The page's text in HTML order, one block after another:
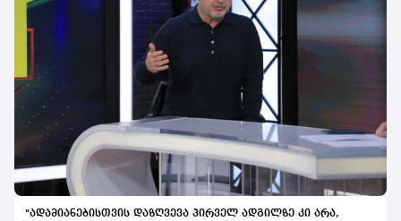
"ადამიანებისთვის დაზღვევა პირველ ადგილზე კი არა,